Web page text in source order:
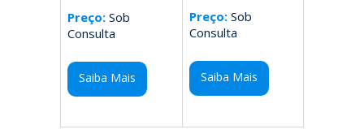
Preço: Sob
Consulta
Saiba Mais
Preço:Sob
Consulta
Saiba Mais